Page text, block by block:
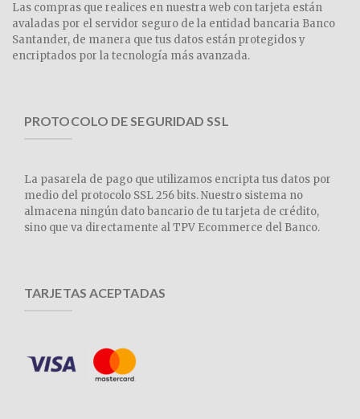
Las compras que realices en nuestra web con tarjeta están
avaladas por el servidor seguro de la entidad bancaria Banco
Santander, de manera que tus datos están protegidos y
encriptados por la tecnología más avanzada.
PROTOCOLO DE SEGURIDAD SSL
La pasarela de pago que utilizamos encripta tus datos por
medio del protocolo SSL 256 bits. Nuestro sistema no
almacena ningún dato bancario de tu tarjeta de crédito,
sino que va directamente al TPV Ecommerce del Banco.
TARJETAS ACEPTADAS